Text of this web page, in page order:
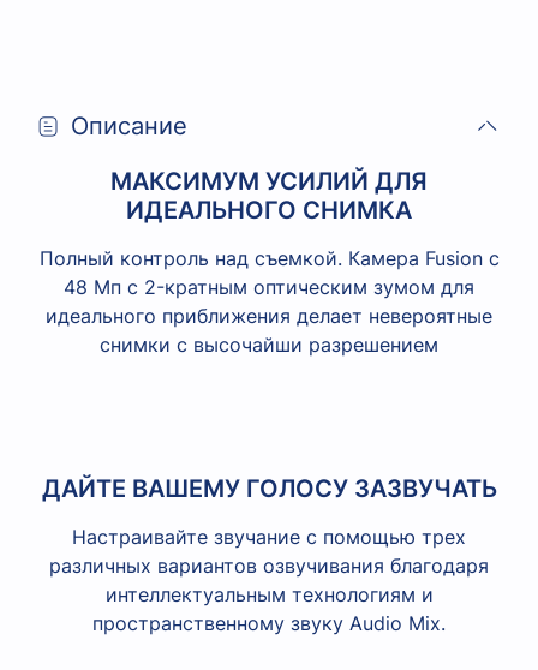
Описание
МАКСИМУМ УСИЛИЙ ДЛЯ
ИДЕАЛЬНОГО СНИМКА
Полный контроль над съемкой. Камера Fusion с
48 Мп с 2-кратным оптическим зумом для
идеального приближения делает невероятные
снимки с высочайши разрешением
ДАЙТЕ ВАШЕМУ ГОЛОСУ ЗАЗВУЧАТЬ
Настраивайте звучание с помощью трех
различных вариантов озвучивания благодаря
интеллектуальным технологиям и
пространственному звуку Audio Mix.